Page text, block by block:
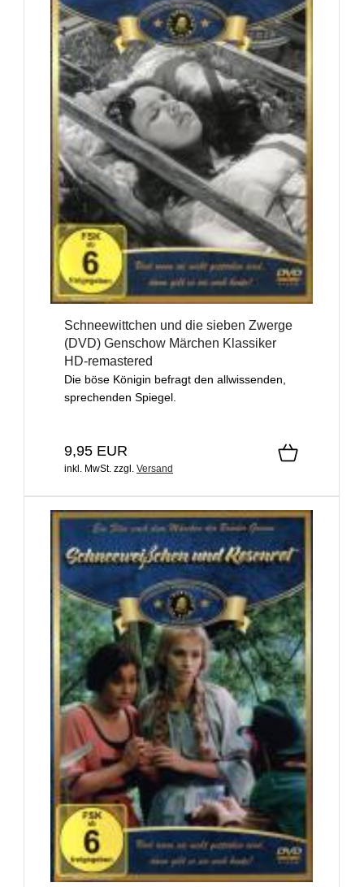
Schneewittchen und die sieben Zwerge
(DVD) Genschow Märchen Klassiker
HD-remastered
Die böse Königin befragt den allwissenden,
sprechenden Spiegel.
9,95 EUR
inkl. MwSt. zzgl. Versand